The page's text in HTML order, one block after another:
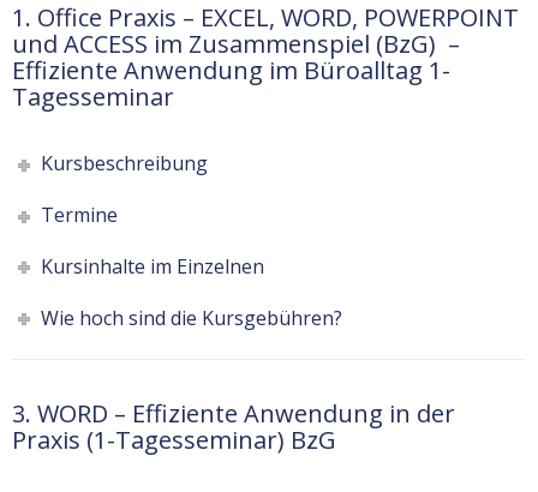
1. Office Praxis – EXCEL, WORD, POWERPOINT
und ACCESS im Zusammenspiel (BzG) –
Effiziente Anwendung im Büroalltag 1-
Tagesseminar
Kursbeschreibung
Termine
Kursinhalte im Einzelnen
Wie hoch sind die Kursgebühren?
3. WORD – Effiziente Anwendung in der
Praxis (1-Tagesseminar) BzG